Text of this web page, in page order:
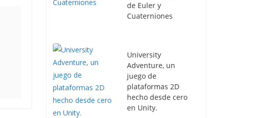
de Euler y
Cuaterniones
University
Adventure, un
juego de
plataformas 2D
hecho desde cero
en Unity.